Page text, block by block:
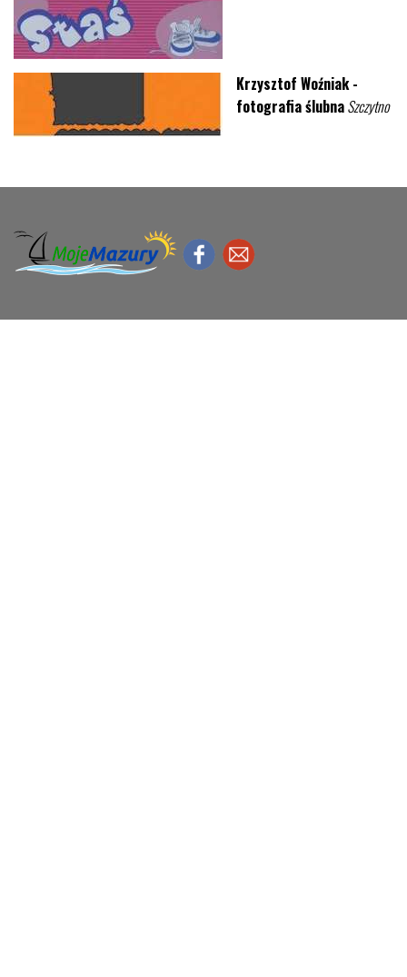
Krzysztof Woźniak -
fotografia ślubnaSzczytno